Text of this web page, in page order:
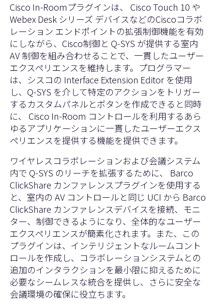
Cisco In-Roomプラグインは、 Cisco Touch 10 や
Webex Desk シリーズ デバイスなどのCiscoコラボ
レーション エンドポイントの拡張制御機能を有効
にしながら、Cisco制御と Q-SYS が提供する室内
AV 制御を組み合わせることで、一貫したユーザー
エクスペリエンスを維持します。プログラマー
は、シスコの Interface Extension Editor を使用
し、Q-SYS を介して特定のアクションをトリガー
するカスタムパネルとボタンを作成できると同時
に、 Cisco In-Room コントロールを利用するあら
ゆるアプリケーションに一貫したユーザーエクス
ペリエンスを提供する機能を提供できます。
ワイヤレスコラボレーションおよび会議システム
内で Q-SYS のリーチを拡張するために、 Barco
ClickShare カンファレンスプラグインを使用する
と、室内の AV コントロールと同じ UCI から Barco
ClickShare カンファレンスデバイスを接続、モニ
ター、制御できるようになり、全体的なユーザー
エクスペリエンスが簡素化されます。また、この
プラグインは、インテリジェントなルームコント
ロールを作成し、コラボレーションシステムとの
追加のインタラクションを最小限に抑えるために
必要なシームレスな統合を提供し、さらに安全な
会議環境の確保に役立ちます。